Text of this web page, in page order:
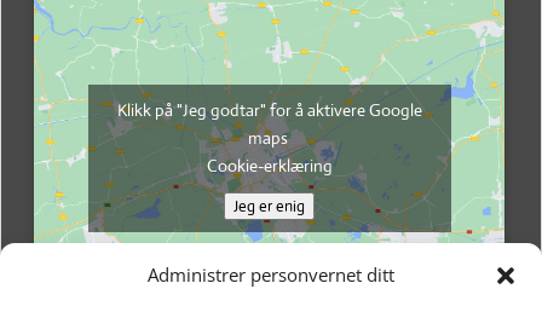
Administrer personvernet ditt
Klikk på "Jeg godtar" for å aktivere Google
maps
Cookie-erklæring
Jeg er enig